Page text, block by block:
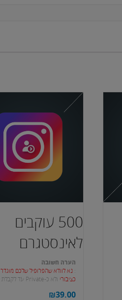
500 עוקבים
לאינסטגרם
הערה חשובה
: נא לוודא שהפרופיל שלכם מוגדר
כציבורי
ולא כ-Private עד לקבלת
₪39.00